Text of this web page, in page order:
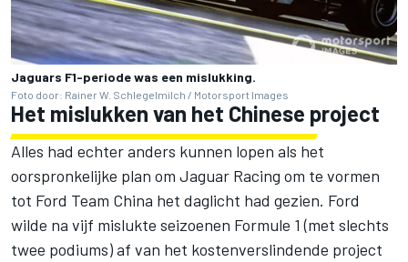
Jaguars F1-periode was een mislukking.
Foto door: Rainer W. Schlegelmilch / Motorsport Images
Het mislukken van het Chinese project
Alles had echter anders kunnen lopen als het
oorspronkelijke plan om Jaguar Racing om te vormen
tot Ford Team China het daglicht had gezien. Ford
wilde na vijf mislukte seizoenen Formule 1 (met slechts
twee podiums) af van het kostenverslindende project